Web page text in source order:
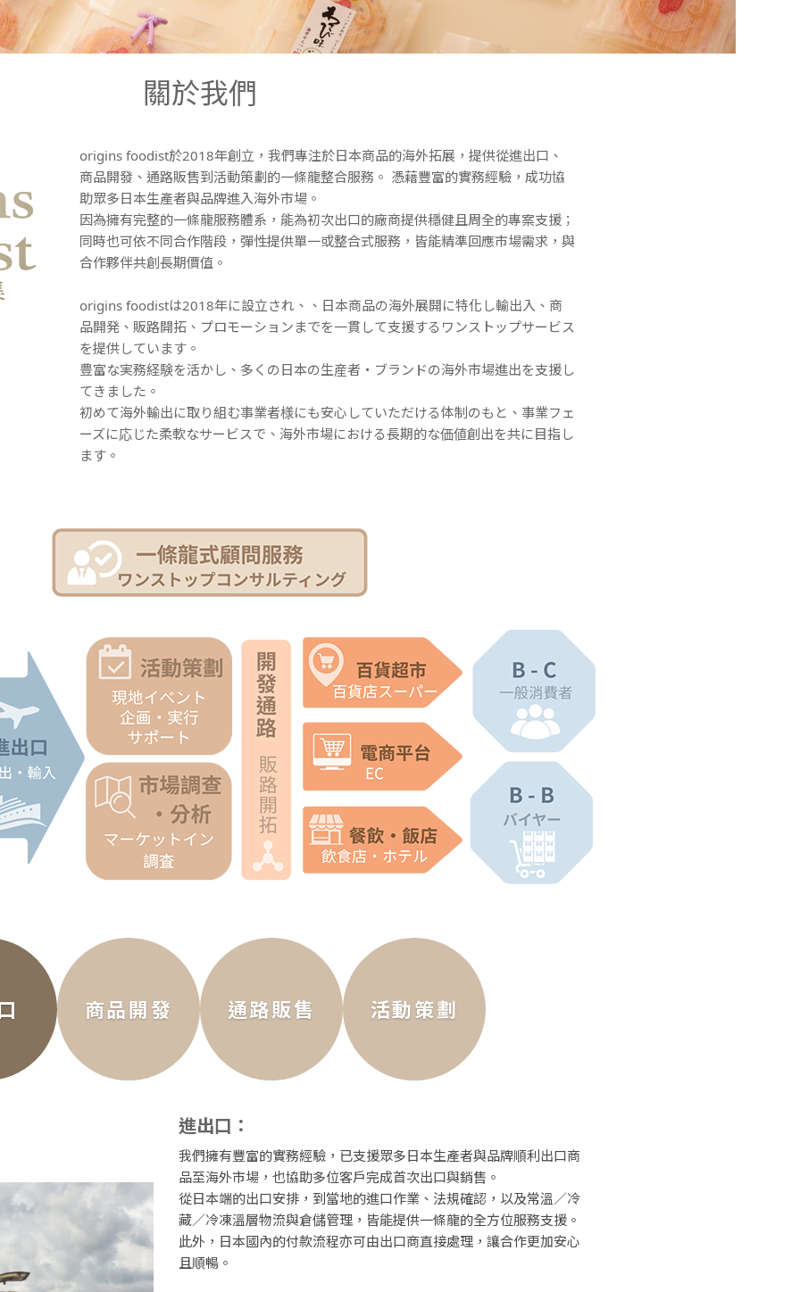
關於我們
origins foodist於2018年創立，我們專注於日本商品的海外拓展，提供從進出口、
商品開發、通路販售到活動策劃的一條龍整合服務。 憑藉豐富的實務經驗，成功協
助眾多日本生產者與品牌進入海外市場。
因為擁有完整的一條龍服務體系，能為初次出口的廠商提供穩健且周全的專案支援；
同時也可依不同合作階段，彈性提供單一或整合式服務，皆能精準回應市場需求，與
合作夥伴共創長期價值。
origins foodistは2018年に設立され、、日本商品の海外展開に特化し輸出入、商
品開発、販路開拓、プロモーションまでを一貫して支援するワンストップサービス
を提供しています。
豊富な実務経験を活かし、多くの日本の生産者・ブランドの海外市場進出を支援し
てきました。
初めて海外輸出に取り組む事業者様にも安心していただける体制のもと、事業フェ
ーズに応じた柔軟なサービスで、海外市場における長期的な価値創出を共に目指し
ます。
商品開發 通路販售 活動策劃
進出口：
我們擁有豐富的實務經驗，已支援眾多日本生產者與品牌順利出口商
品至海外市場，也協助多位客戶完成首次出口與銷售。
從日本端的出口安排，到當地的進口作業、法規確認，以及常溫／冷
藏／冷凍溫層物流與倉儲管理，皆能提供一條龍的全方位服務支援。
此外，日本國內的付款流程亦可由出口商直接處理，讓合作更加安心
且順暢。